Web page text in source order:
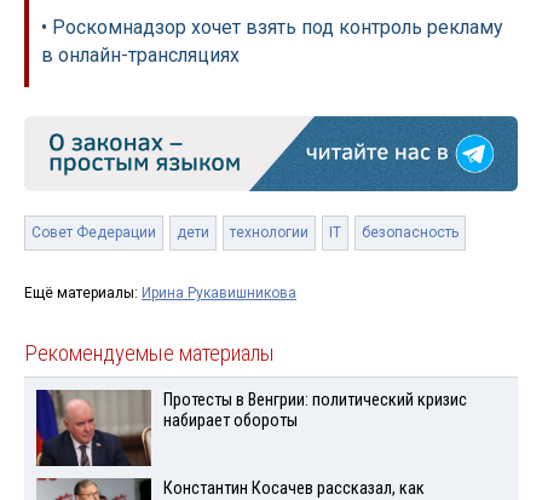
• Роскомнадзор хочет взять под контроль рекламу
в онлайн-трансляциях
Совет Федерации дети технологии IT безопасность
Ещё материалы: Ирина Рукавишникова
Рекомендуемые материалы
Протесты в Венгрии: политический кризис
набирает обороты
Константин Косачев рассказал, как